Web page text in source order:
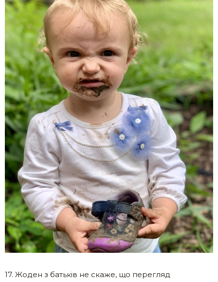
17. Жоден з батьків не скаже, що перегляд